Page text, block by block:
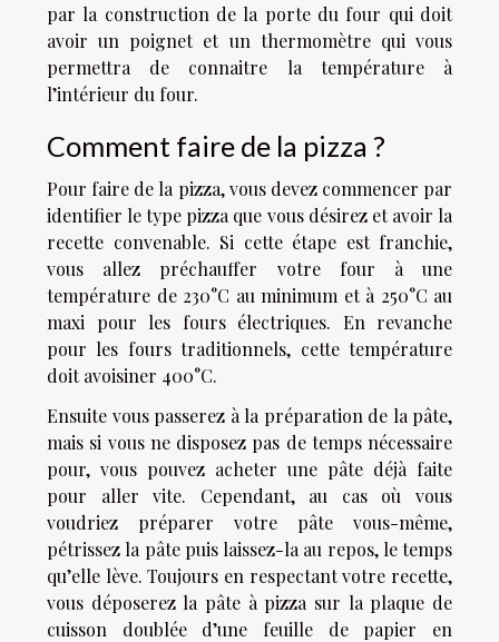
par la construction de la porte du four qui doit
avoir un poignet et un thermomètre qui vous
permettra de connaitre la température à
l’intérieur du four.
Comment faire de la pizza ?
Pour faire de la pizza, vous devez commencer par
identifier le type pizza que vous désirez et avoir la
recette convenable. Si cette étape est franchie,
vous allez préchauffer votre four à une
température de 230°C au minimum et à 250°C au
maxi pour les fours électriques. En revanche
pour les fours traditionnels, cette température
doit avoisiner 400°C.
Ensuite vous passerez à la préparation de la pâte,
mais si vous ne disposez pas de temps nécessaire
pour, vous pouvez acheter une pâte déjà faite
pour aller vite. Cependant, au cas où vous
voudriez préparer votre pâte vous-même,
pétrissez la pâte puis laissez-la au repos, le temps
qu’elle lève. Toujours en respectant votre recette,
vous déposerez la pâte à pizza sur la plaque de
cuisson doublée d’une feuille de papier en